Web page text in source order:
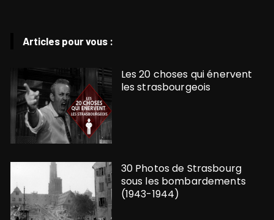
Articles pour vous :
Les 20 choses qui énervent
les strasbourgeois
30 Photos de Strasbourg
sous les bombardements
(1943-1944)